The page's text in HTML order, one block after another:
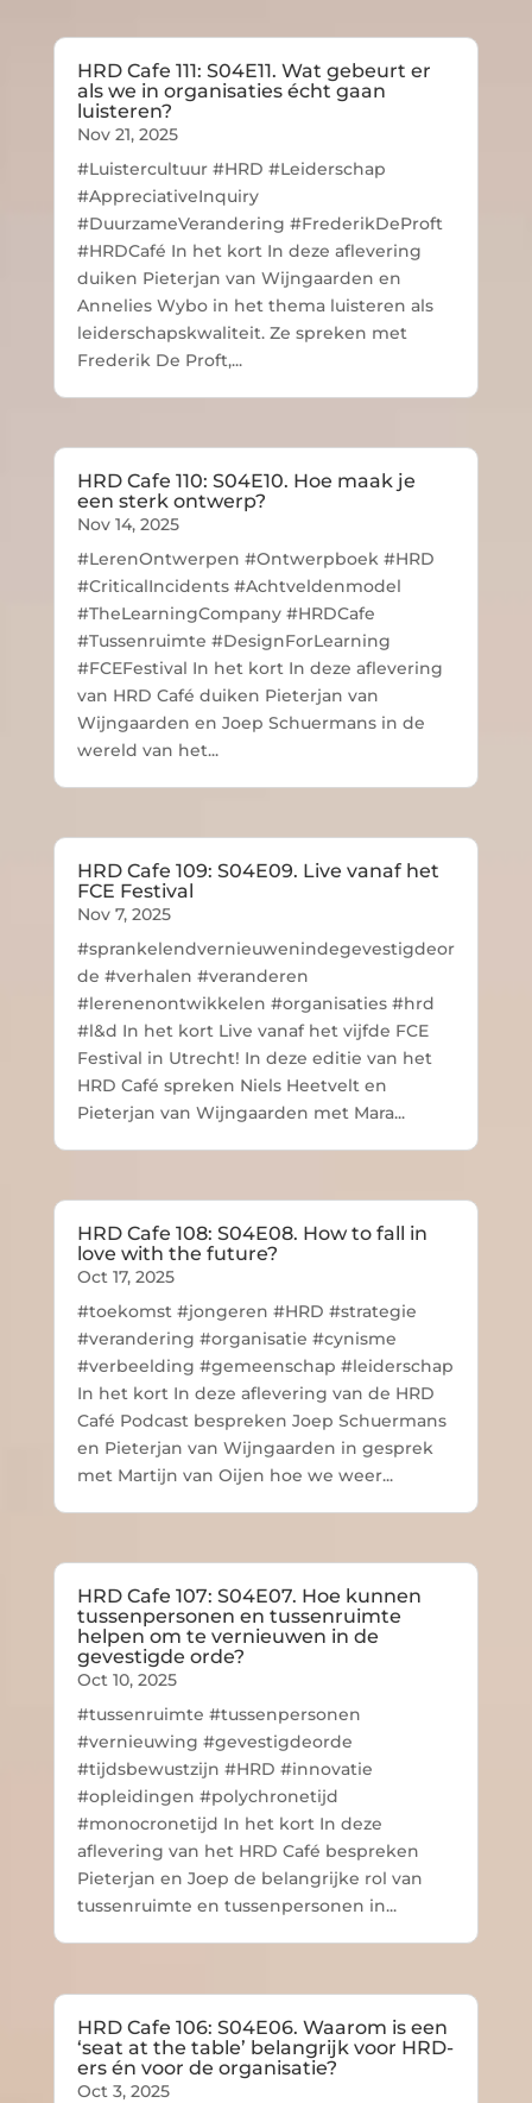
HRD Cafe 111: S04E11. Wat gebeurt er
als we in organisaties écht gaan
luisteren?
Nov 21, 2025
#Luistercultuur #HRD #Leiderschap
#AppreciativeInquiry
#DuurzameVerandering #FrederikDeProft
#HRDCafé In het kort In deze aflevering
duiken Pieterjan van Wijngaarden en
Annelies Wybo in het thema luisteren als
leiderschapskwaliteit. Ze spreken met
Frederik De Proft,...
HRD Cafe 110: S04E10. Hoe maak je
een sterk ontwerp?
Nov 14, 2025
#LerenOntwerpen #Ontwerpboek #HRD
#CriticalIncidents #Achtveldenmodel
#TheLearningCompany #HRDCafe
#Tussenruimte #DesignForLearning
#FCEFestival In het kort In deze aflevering
van HRD Café duiken Pieterjan van
Wijngaarden en Joep Schuermans in de
wereld van het...
HRD Cafe 109: S04E09. Live vanaf het
FCE Festival
Nov 7, 2025
#sprankelendvernieuwenindegevestigdeor
de #verhalen #veranderen
#lerenenontwikkelen #organisaties #hrd
#l&d In het kort Live vanaf het vijfde FCE
Festival in Utrecht! In deze editie van het
HRD Café spreken Niels Heetvelt en
Pieterjan van Wijngaarden met Mara...
HRD Cafe 108: S04E08. How to fall in
love with the future?
Oct 17, 2025
#toekomst #jongeren #HRD #strategie
#verandering #organisatie #cynisme
#verbeelding #gemeenschap #leiderschap
In het kort In deze aflevering van de HRD
Café Podcast bespreken Joep Schuermans
en Pieterjan van Wijngaarden in gesprek
met Martijn van Oijen hoe we weer...
HRD Cafe 107: S04E07. Hoe kunnen
tussenpersonen en tussenruimte
helpen om te vernieuwen in de
gevestigde orde?
Oct 10, 2025
#tussenruimte #tussenpersonen
#vernieuwing #gevestigdeorde
#tijdsbewustzijn #HRD #innovatie
#opleidingen #polychronetijd
#monocronetijd In het kort In deze
aflevering van het HRD Café bespreken
Pieterjan en Joep de belangrijke rol van
tussenruimte en tussenpersonen in...
HRD Cafe 106: S04E06. Waarom is een
‘seat at the table’ belangrijk voor HRD-
ers én voor de organisatie?
Oct 3, 2025